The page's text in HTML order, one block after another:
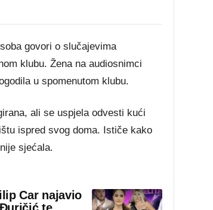
govori o slučajevima
klubu. Žena na audiosnimci
u spomenutom klubu.
ali se uspjela odvesti kući
ispred svog doma. Ističe kako
sjećala.
Car najavio